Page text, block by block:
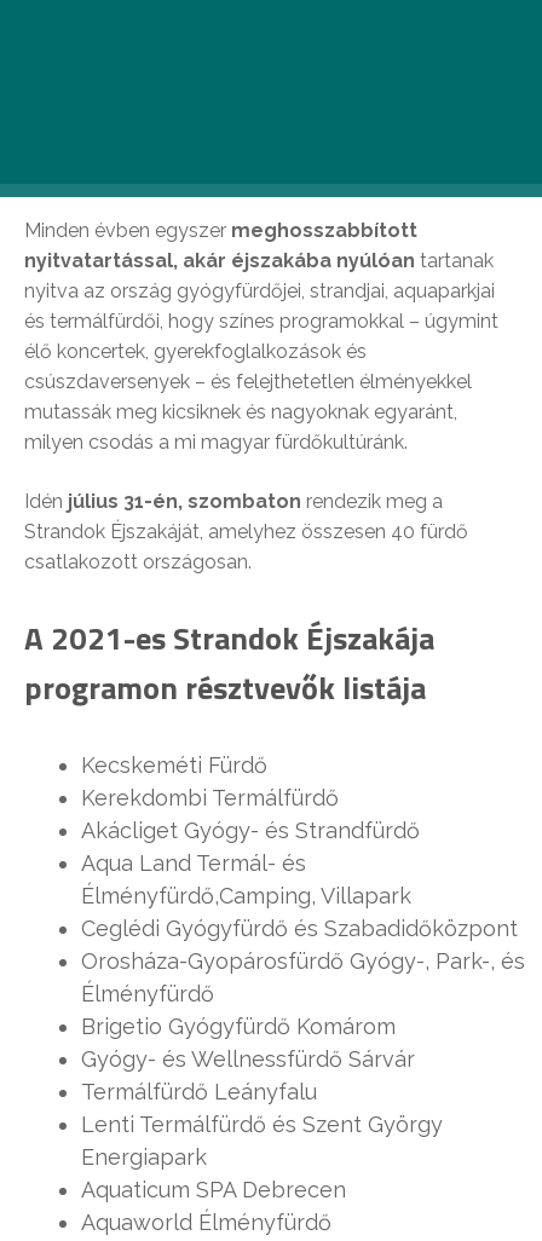
Minden évben egyszer meghosszabbított
nyitvatartással, akár éjszakába nyúlóan tartanak
nyitva az ország gyógyfürdőjei, strandjai, aquaparkjai
és termálfürdői, hogy színes programokkal – úgymint
élő koncertek, gyerekfoglalkozások és
csúszdaversenyek – és felejthetetlen élményekkel
mutassák meg kicsiknek és nagyoknak egyaránt,
milyen csodás a mi magyar fürdőkultúránk.
Idén július 31-én, szombaton rendezik meg a
Strandok Éjszakáját, amelyhez összesen 40 fürdő
csatlakozott országosan.
A 2021-es Strandok Éjszakája
programon résztvevők listája
Kecskeméti Fürdő
Kerekdombi Termálfürdő
Akácliget Gyógy- és Strandfürdő
Aqua Land Termál- és
Élményfürdő,Camping, Villapark
Ceglédi Gyógyfürdő és Szabadidőközpont
Orosháza-Gyopárosfürdő Gyógy-, Park-, és
Élményfürdő
Brigetio Gyógyfürdő Komárom
Gyógy- és Wellnessfürdő Sárvár
Termálfürdő Leányfalu
Lenti Termálfürdő és Szent György
Energiapark
Aquaticum SPA Debrecen
Aquaworld Élményfürdő